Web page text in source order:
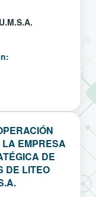
U.M.S.A.
EMPRESA
DE
DE LITEO